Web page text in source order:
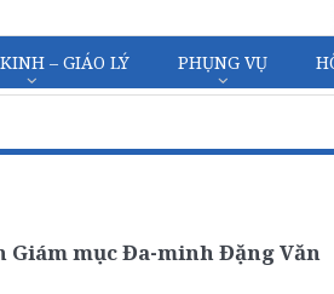
– GIÁO LÝ PHỤNG VỤ
Giám mục Đa-minh Đặng Văn